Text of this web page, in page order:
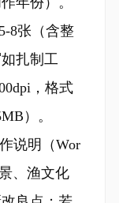
8张（含整
扎制工
，格式
）。
说明（Wor
、渔文化